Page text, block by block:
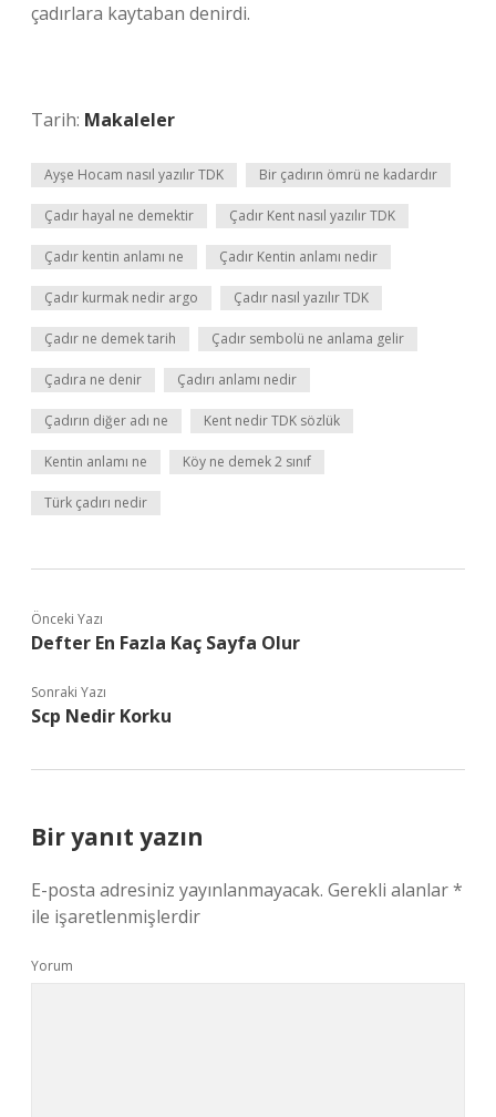
çadırlara kaytaban denirdi.
Tarih: Makaleler
Ayşe Hocam nasıl yazılır TDK Bir çadırın ömrü ne kadardır
Çadır hayal ne demektir Çadır Kent nasıl yazılır TDK
Çadır kentin anlamı ne Çadır Kentin anlamı nedir
Çadır kurmak nedir argo Çadır nasıl yazılır TDK
Çadır ne demek tarih Çadır sembolü ne anlama gelir
Çadıra ne denir Çadırı anlamı nedir
Çadırın diğer adı ne Kent nedir TDK sözlük
Kentin anlamı ne Köy ne demek 2 sınıf
Türk çadırı nedir
Önceki Yazı
Defter En Fazla Kaç Sayfa Olur
Sonraki Yazı
Scp Nedir Korku
Bir yanıt yazın
E-posta adresiniz yayınlanmayacak. Gerekli alanlar*
ile işaretlenmişlerdir
Yorum